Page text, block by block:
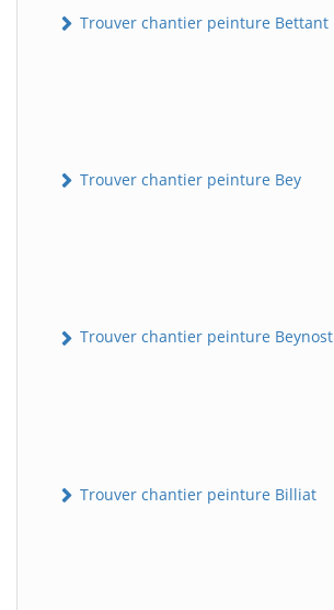
Trouver chantier peinture Bettant
Trouver chantier peinture Bey
Trouver chantier peinture Beynost
Trouver chantier peinture Billiat